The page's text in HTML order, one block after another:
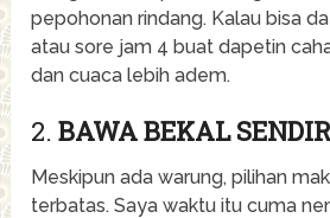
pepohonan rindang. Kalau bisa
atau sore jam 4 buat dapetin
dan cuaca lebih adem.
2.BAWA BEKAL
Meskipun ada warung, pilihan
terbatas. Saya waktu itu cuma